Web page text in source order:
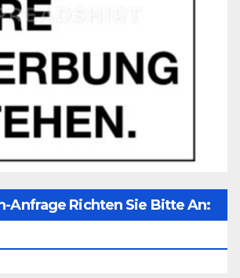
Anfrage Richten Sie Bitte An: